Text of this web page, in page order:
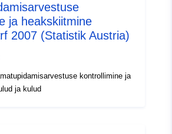
ja heakskiitmine
2007 (Statistik Austria)
kontrollimine ja
ja kulud